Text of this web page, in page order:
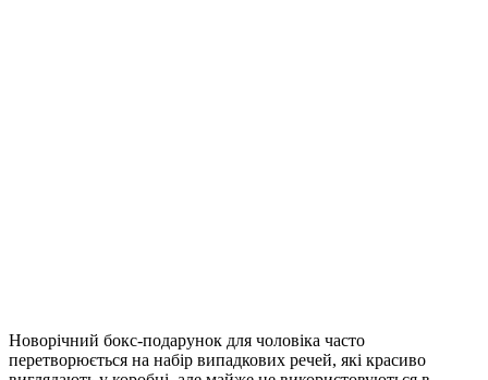
Новорічний бокс-подарунок для чоловіка часто
перетворюється на набір випадкових речей, які красиво